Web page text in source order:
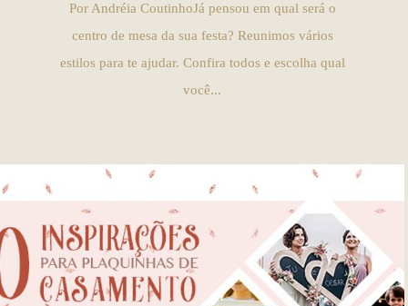
Por Andréia CoutinhoJá pensou em qual será o
centro de mesa da sua festa? Reunimos vários
estilos para te ajudar. Confira todos e escolha qual
você...